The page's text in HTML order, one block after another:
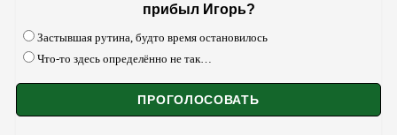
прибыл Игорь?
Застывшая рутина, будто время остановилось
Что-то здесь определённо не так…